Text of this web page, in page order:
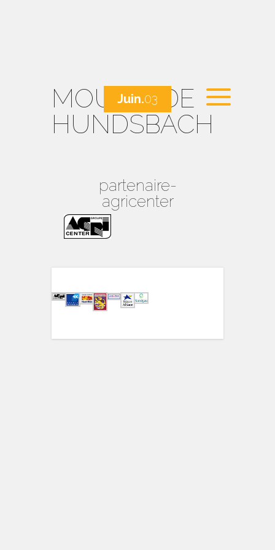
MOULIN DE
HUNDSBACH
partenaire-
agricenter
Juin.03